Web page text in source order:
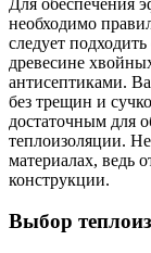
необходимо
следует
древесине
антисептиками.
без трещин и
достаточным для
теплоизоляции.
материалах, ведь
конструкции.
Выбор